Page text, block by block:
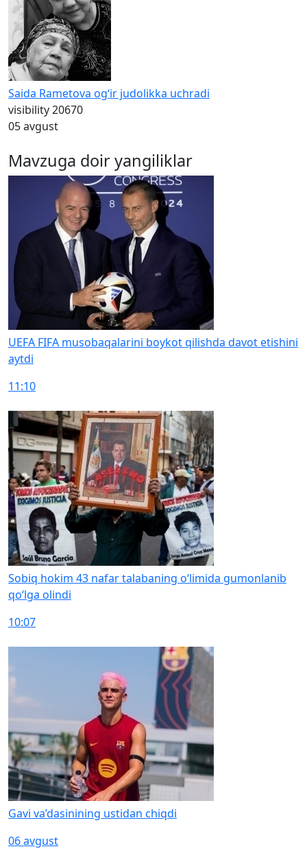
Saida Rametova og‘ir judolikka uchradi
visibility20670
05 avgust
Mavzuga doir yangiliklar
UEFA FIFA musobaqalarini boykot qilishda davot etishini
aytdi
11:10
Sobiq hokim 43 nafar talabaning o‘limida gumonlanib
qo‘lga olindi
10:07
Gavi va’dasinining ustidan chiqdi
06 avgust